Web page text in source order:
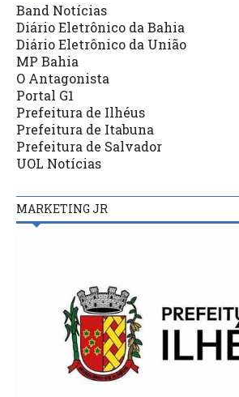
Band Notícias
Diário Eletrônico da Bahia
Diário Eletrônico da União
MP Bahia
O Antagonista
Portal G1
Prefeitura de Ilhéus
Prefeitura de Itabuna
Prefeitura de Salvador
UOL Notícias
MARKETING JR